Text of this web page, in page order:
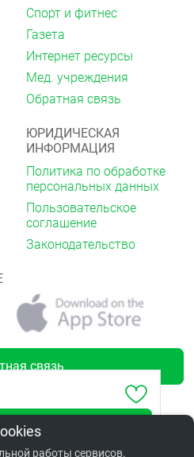
70 лет Октября,12
Спорт и фитнес
Газета
Интернет ресурсы
Мед. учреждения
Обратная связь
ЮРИДИЧЕСКАЯ
ИНФОРМАЦИЯ
Политика по обработке
персональных данных
Пользовательское
соглашение
Законодательство
связь
работы сервисов.